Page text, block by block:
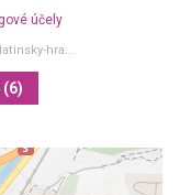
účely
hra...